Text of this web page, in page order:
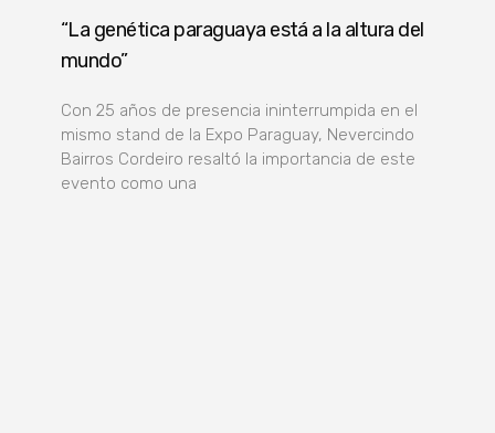
“La genética paraguaya está a la altura del
mundo”
Con 25 años de presencia ininterrumpida en el
mismo stand de la Expo Paraguay, Nevercindo
Bairros Cordeiro resaltó la importancia de este
evento como una